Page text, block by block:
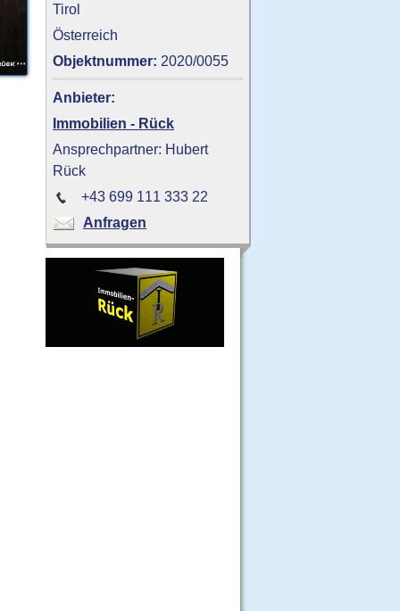
Tirol
Österreich
Objektnummer: 2020/0055
Anbieter:
Immobilien - Rück
Ansprechpartner: Hubert
Rück
+43 699 111 333 22
Anfragen